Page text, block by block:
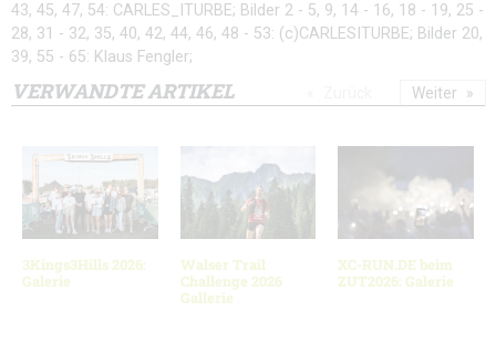
43, 45, 47, 54: CARLES_ITURBE; Bilder 2 - 5, 9, 14 - 16, 18 - 19, 25 -
28, 31 - 32, 35, 40, 42, 44, 46, 48 - 53: (c)CARLESITURBE; Bilder 20,
39, 55 - 65: Klaus Fengler;
VERWANDTE ARTIKEL
3Kings3Hills 2026:
Galerie
Walser Trail
Challenge 2026
Gallerie
XC-RUN.DE beim
ZUT2026: Galerie
Weiter